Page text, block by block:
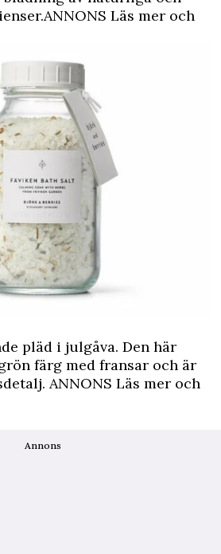
ANNONS Läs mer och
pläd i julgåva. Den här
färg med fransar och är
ANNONS Läs mer och
Annons